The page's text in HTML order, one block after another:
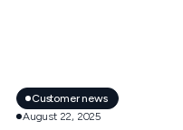
Customer news
August 22, 2025